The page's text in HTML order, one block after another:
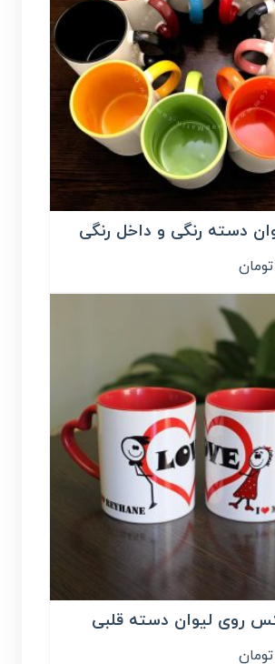
دسته رنگی و داخل رنگی
تومان
روی لیوان دسته قلبی
تومان